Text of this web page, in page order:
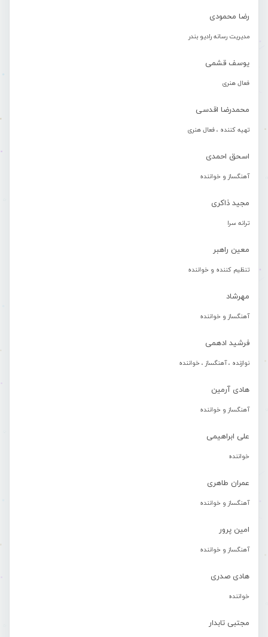
رضا محمودی
مدیریت رسانه رادیو بندر
یوسف قشمی
فعال هنری
محمدرضا اقدسی
تهیه کننده ، فعال هنری
اسحق احمدی
آهنگساز و خواننده
مجید ذاکری
ترانه سرا
معین راهبر
تنظیم کننده و خواننده
مهرشاد
آهنگساز و خواننده
فرشید ادهمی
نوازنده ، آهنگساز ، خواننده
هادی آرمین
آهنگساز و خواننده
علی ابراهیمی
خواننده
عمران طاهری
آهنگساز و خواننده
امین پرور
آهنگساز و خواننده
هادی صدری
خواننده
مجتبی تابدار